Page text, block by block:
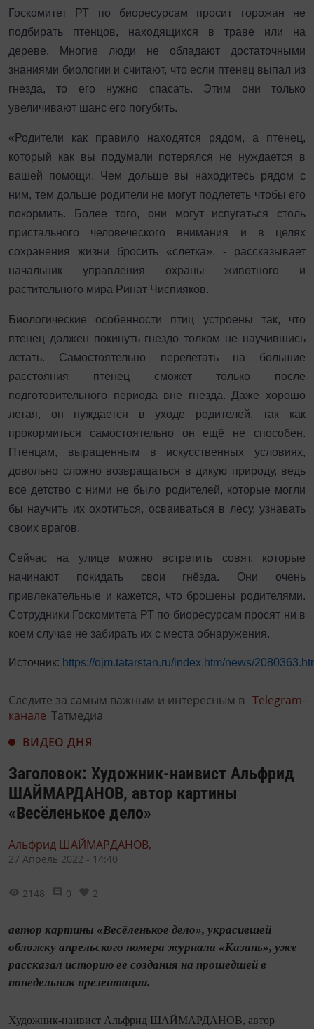
Госкомитет РТ по биоресурсам просит горожан не
подбирать птенцов, находящихся в траве или на
дереве. Многие люди не обладают достаточными
знаниями биологии и считают, что если птенец выпал из
гнезда, то его нужно спасать. Этим они только
увеличивают шанс его погубить.
«Родители как правило находятся рядом, а птенец,
который как вы подумали потерялся не нуждается в
вашей помощи. Чем дольше вы находитесь рядом с
ним, тем дольше родители не могут подлететь чтобы его
покормить. Более того, они могут испугаться столь
пристального человеческого внимания и в целях
сохранения жизни бросить «слетка», - рассказывает
начальник управления охраны животного и
растительного мира Ринат Чиспияков.
Биологические особенности птиц устроены так, что
птенец должен покинуть гнездо толком не научившись
летать. Самостоятельно перелетать на большие
расстояния птенец сможет только после
подготовительного периода вне гнезда. Даже хорошо
летая, он нуждается в уходе родителей, так как
прокормиться самостоятельно он ещё не способен.
Птенцам, выращенным в искусственных условиях,
довольно сложно возвращаться в дикую природу, ведь
все детство с ними не было родителей, которые могли
бы научить их охотиться, осваиваться в лесу, узнавать
своих врагов.
Сейчас на улице можно встретить совят, которые
начинают покидать свои гнёзда. Они очень
привлекательные и кажется, что брошены родителями.
Сотрудники Госкомитета РТ по биоресурсам просят ни в
коем случае не забирать их с места обнаружения.
Источник: https://ojm.tatarstan.ru/index.htm/news/
Следите за самым важным и интересным в Telegram-
канале Татмедиа
ВИДЕО ДНЯ
Заголовок: Художник-наивист Альфрид
ШАЙМАРДАНОВ, автор картины
«Весёленькое дело»
Альфрид ШАЙМАРДАНОВ,
27 Апрель 2022 - 14:40
2148 0 2
автор картины «Весёленькое дело», украсившей
обложку апрельского номера журнала «Казань», уже
рассказал историю ее создания на прошедшей в
понедельник презентации.
Художник-наивист Альфрид ШАЙМАРДАНОВ, автор